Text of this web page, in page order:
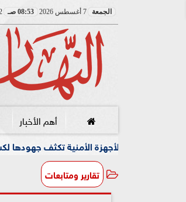
الجمعة 7 أغسطس 2026 08:53 صـ
أهم الأخبار
الأمنية تكثف جهودها لكشف غموض الجريمة
تقارير ومتابعات